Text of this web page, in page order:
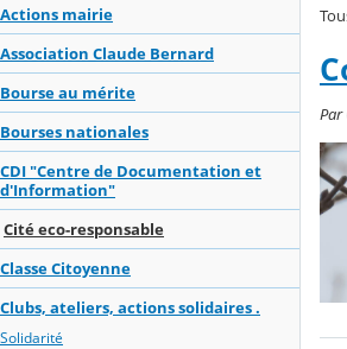
Actions mairie
Association Claude Bernard
Bourse au mérite
Bourses nationales
CDI "Centre de Documentation et
d'Information"
Cité eco-responsable
Classe Citoyenne
Clubs, ateliers, actions solidaires .
Solidarité
Par